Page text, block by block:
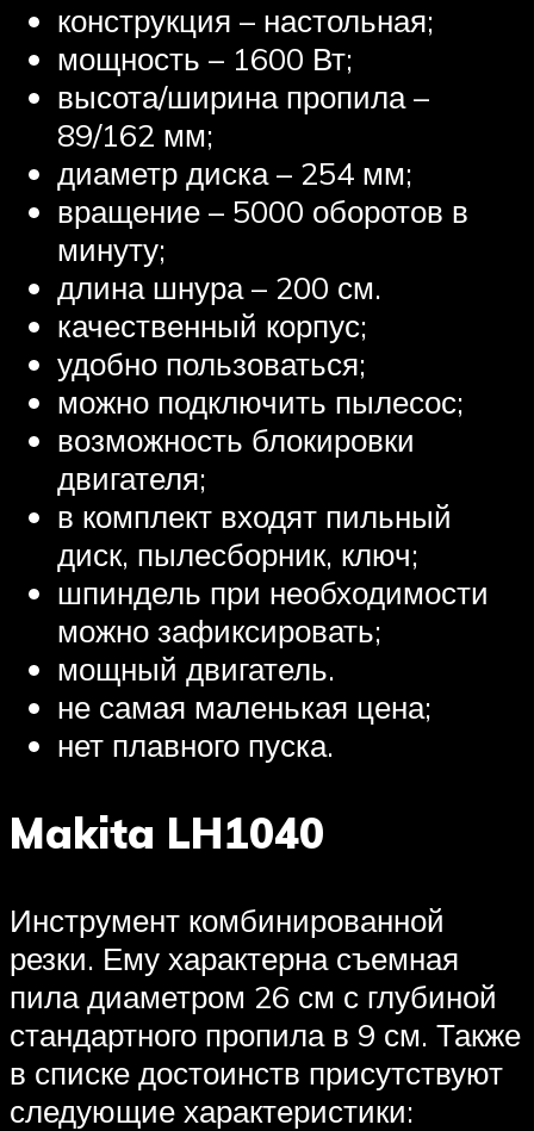
конструкция – настольная;
мощность – 1600 Вт;
высота/ширина пропила –
89/162 мм;
диаметр диска – 254 мм;
вращение – 5000 оборотов в
минуту;
длина шнура – 200 см.
качественный корпус;
удобно пользоваться;
можно подключить пылесос;
возможность блокировки
двигателя;
в комплект входят пильный
диск, пылесборник, ключ;
шпиндель при необходимости
можно зафиксировать;
мощный двигатель.
не самая маленькая цена;
нет плавного пуска.
Makita LH1040
Инструмент комбинированной
резки. Ему характерна съемная
пила диаметром 26 см с глубиной
стандартного пропила в 9 см. Также
в списке достоинств присутствуют
следующие характеристики: